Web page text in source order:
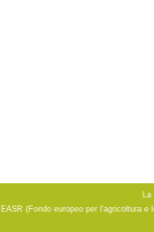
La
(Fondo europeo per l'agricoltura